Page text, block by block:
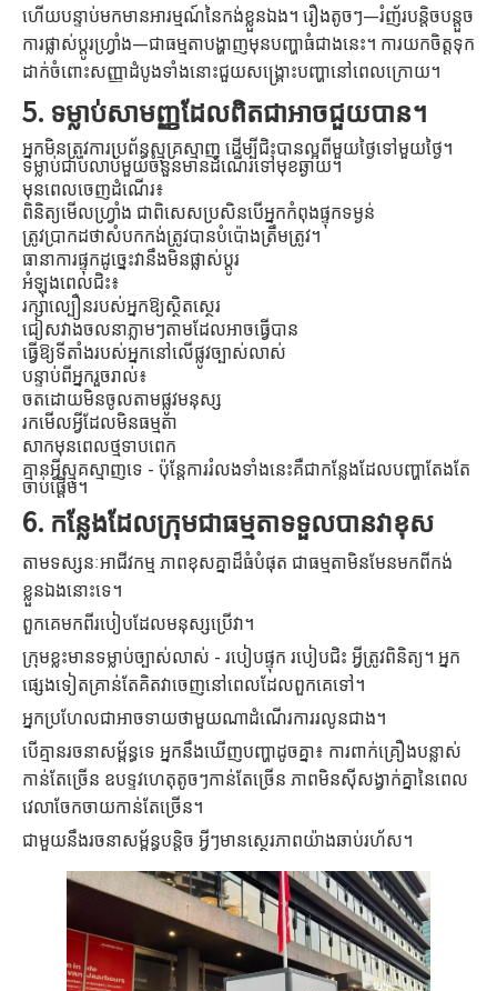
ហើយបន្ទាប់មកមានអារម្មណ៍នៃកង់ខ្លួនឯង។ រឿងតូចៗ—រំញ័របន្តិចបន្តួច
ការផ្លាស់ប្តូរហ្វ្រាំង—ជាធម្មតាបង្ហាញមុនបញ្ហាធំជាងនេះ។ ការ​យក​ចិត្ត​ទុក​
ដាក់​ចំពោះ​សញ្ញា​ដំបូង​ទាំង​នោះ​ជួយ​សង្គ្រោះ​បញ្ហា​នៅ​ពេល​ក្រោយ។
5. ទម្លាប់សាមញ្ញដែលពិតជាអាចជួយបាន។
អ្នកមិនត្រូវការប្រព័ន្ធស្មុគ្រស្មាញ ដើម្បីជិះបានល្អពីមួយថ្ងៃទៅមួយថ្ងៃ។
ទម្លាប់​ជាប់លាប់​មួយ​ចំនួន​មាន​ដំណើរ​ទៅ​មុខ​ឆ្ងាយ។
មុនពេលចេញដំណើរ៖
ពិនិត្យមើលហ្វ្រាំង ជាពិសេសប្រសិនបើអ្នកកំពុងផ្ទុកទម្ងន់
ត្រូវប្រាកដថាសំបកកង់ត្រូវបានបំប៉ោងត្រឹមត្រូវ។
ធានាការផ្ទុកដូច្នេះវានឹងមិនផ្លាស់ប្តូរ
អំឡុងពេលជិះ៖
រក្សាល្បឿនរបស់អ្នកឱ្យស្ថិតស្ថេរ
ជៀសវាងចលនាភ្លាមៗតាមដែលអាចធ្វើបាន
ធ្វើឱ្យទីតាំងរបស់អ្នកនៅលើផ្លូវច្បាស់លាស់
បន្ទាប់ពីអ្នករួចរាល់៖
ចតដោយមិនចូលតាមផ្លូវមនុស្ស
រកមើលអ្វីដែលមិនធម្មតា
សាកមុនពេលថ្មទាបពេក
គ្មានអ្វីស្មុគស្មាញទេ - ប៉ុន្តែការរំលងទាំងនេះគឺជាកន្លែងដែលបញ្ហាតែងតែ
ចាប់ផ្តើម។
6. កន្លែងដែលក្រុមជាធម្មតាទទួលបានវាខុស
តាមទស្សនៈអាជីវកម្ម ភាពខុសគ្នាដ៏ធំបំផុត ជាធម្មតាមិនមែនមកពីកង់
ខ្លួនឯងនោះទេ។
ពួកគេមកពីរបៀបដែលមនុស្សប្រើវា។
ក្រុមខ្លះមានទម្លាប់ច្បាស់លាស់ - របៀបផ្ទុក របៀបជិះ អ្វីត្រូវពិនិត្យ។ អ្នក​
ផ្សេង​ទៀត​គ្រាន់​តែ​គិត​វា​ចេញ​នៅ​ពេល​ដែល​ពួក​គេ​ទៅ​។
អ្នក​ប្រហែល​ជា​អាច​ទាយ​ថា​មួយ​ណា​ដំណើរការ​រលូន​ជាង។
បើគ្មានរចនាសម្ព័ន្ធទេ អ្នកនឹងឃើញបញ្ហាដូចគ្នា៖ ការពាក់គ្រឿងបន្លាស់
កាន់តែច្រើន ឧបទ្ទវហេតុតូចៗកាន់តែច្រើន ភាពមិនស៊ីសង្វាក់គ្នានៃពេល
វេលាចែកចាយកាន់តែច្រើន។
ជាមួយនឹងរចនាសម្ព័ន្ធបន្តិច អ្វីៗមានស្ថេរភាពយ៉ាងឆាប់រហ័ស។